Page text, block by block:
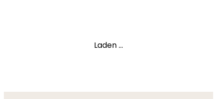
Laden ...